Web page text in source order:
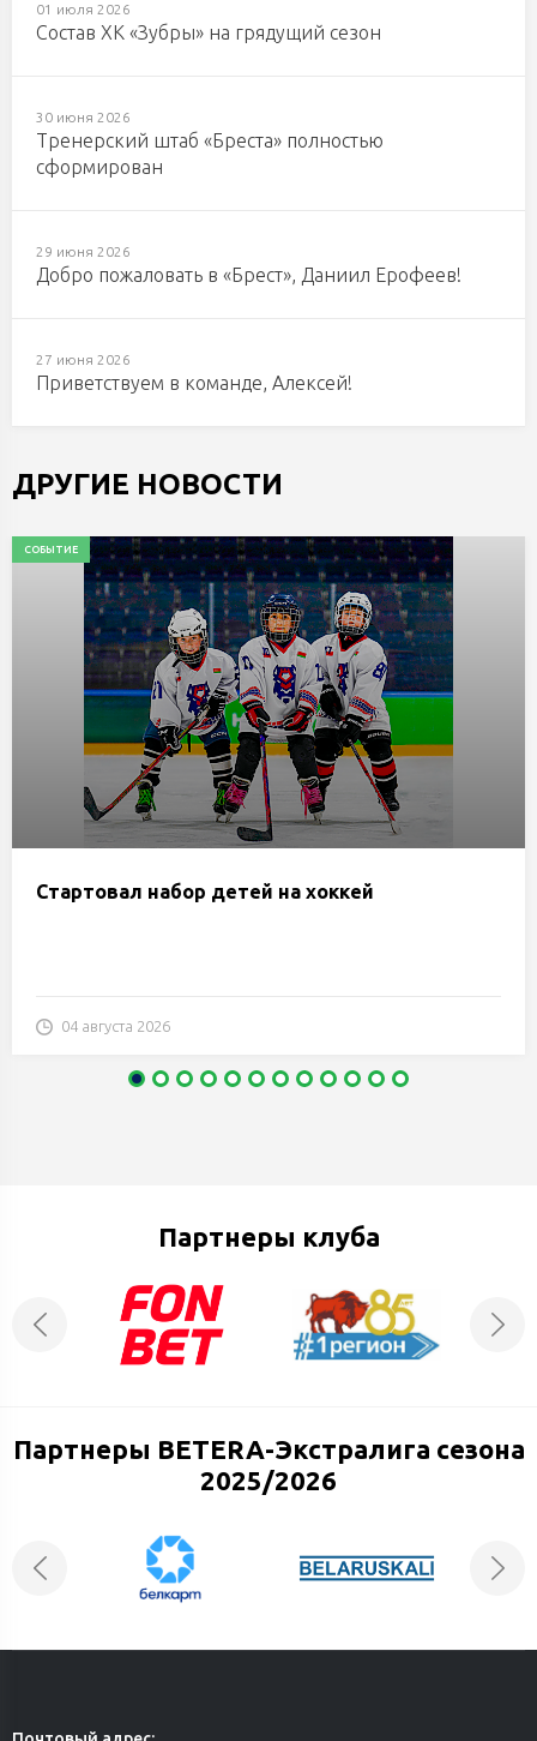
01 июля 2026
Состав ХК «Зубры» на грядущий сезон
30 июня 2026
Тренерский штаб «Бреста» полностью
сформирован
29 июня 2026
Добро пожаловать в «Брест», Даниил Ерофеев!
27 июня 2026
Приветствуем в команде, Алексей!
ДРУГИЕ НОВОСТИ
СОБЫТИЕ
Стартовал набор детей на хоккей
04 августа 2026
Партнеры клуба
Партнеры BETERA-Экстралига сезона
2025/2026